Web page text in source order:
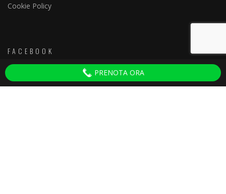
Cookie Policy
FACEBOOK
Discoteche Firenze
PRENOTA ORA